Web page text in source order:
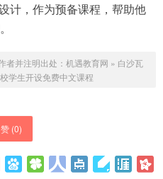
计，作为预备课程，帮助他
者并注明出处： 机遇教育网 » 白沙瓦
学生开设免费中文课程
赞 (0)